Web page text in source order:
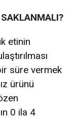
etinin
süre vermek
ürünü
0 ila 4